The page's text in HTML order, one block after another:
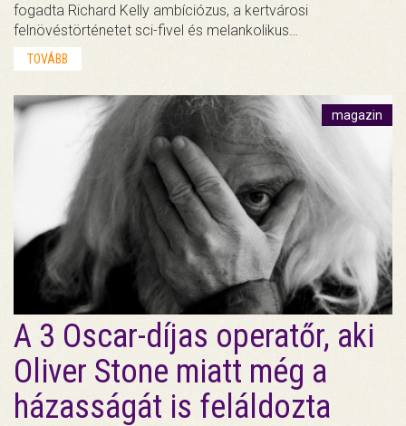
fogadta Richard Kelly ambíciózus, a kertvárosi
felnövéstörténetet sci-fivel és melankolikus…
TOVÁBB
magazin
A 3 Oscar-díjas operatőr, aki
Oliver Stone miatt még a
házasságát is feláldozta